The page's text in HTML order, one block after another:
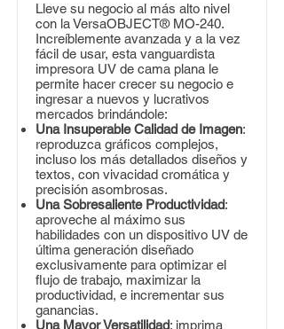
Lleve su negocio al más alto nivel
con la VersaOBJECT® MO-240.
Increíblemente avanzada y a la vez
fácil de usar, esta vanguardista
impresora UV de cama plana le
permite hacer crecer su negocio e
ingresar a nuevos y lucrativos
mercados brindándole:
Una Insuperable Calidad de Imagen:
reproduzca gráficos complejos,
incluso los más detallados diseños y
textos, con vivacidad cromática y
precisión asombrosas.
Una Sobresaliente Productividad:
aproveche al máximo sus
habilidades con un dispositivo UV de
última generación diseñado
exclusivamente para optimizar el
flujo de trabajo, maximizar la
productividad, e incrementar sus
ganancias.
Una Mayor Versatilidad: imprima